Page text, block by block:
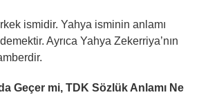
ismidir. Yahya isminin anlamı
Ayrıca Yahya Zekerriya’nın
Geçer mi, TDK Sözlük Anlamı Ne